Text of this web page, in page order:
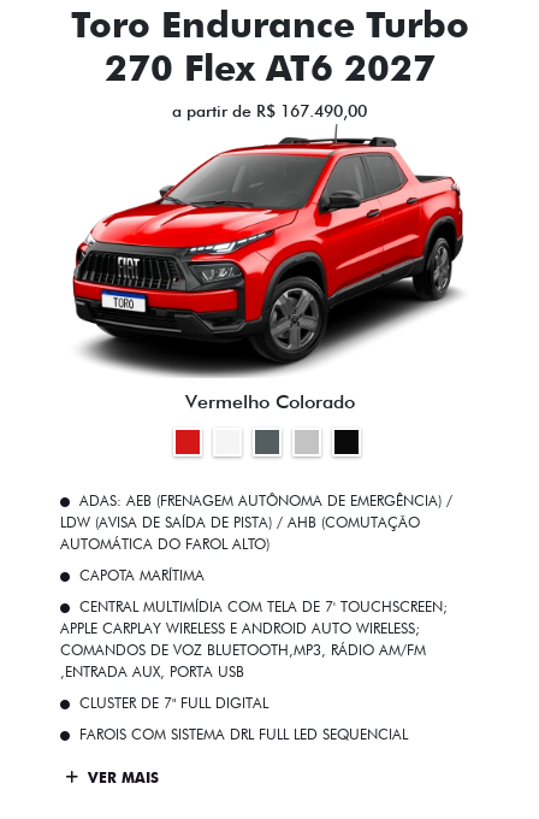
Toro Endurance Turbo
270 Flex AT6 2027
a partir de R$ 167.490,00
Vermelho Colorado
ADAS: AEB (FRENAGEM AUTÔNOMA DE EMERGÊNCIA) /
LDW (AVISA DE SAÍDA DE PISTA) / AHB (COMUTAÇÃO
AUTOMÁTICA DO FAROL ALTO)
CAPOTA MARÍTIMA
CENTRAL MULTIMÍDIA COM TELA DE 7' TOUCHSCREEN;
APPLE CARPLAY WIRELESS E ANDROID AUTO WIRELESS;
COMANDOS DE VOZ BLUETOOTH,MP3, RÁDIO AM/FM
,ENTRADA AUX, PORTA USB
CLUSTER DE 7" FULL DIGITAL
FAROIS COM SISTEMA DRL FULL LED SEQUENCIAL
VER MAIS